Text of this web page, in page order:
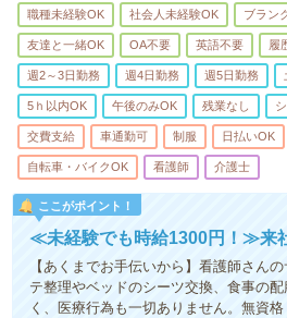
職種未経験OK 社会人未経験OK ブラン
友達と一緒OK OA不要 英語不要 履
週2～3日勤務 週4日勤務 週5日勤務
5ｈ以内OK 午後のみOK 残業なし
交費支給 車通勤可 制服 日払いOK
自転車・バイクOK 看護師 介護士
ここがポイント！
≪未経験でも時給1300円！≫来
【あくまでお手伝いから】看護師さん
テ整理やベッドのシーツ交換、食事の
く、医療行為も一切ありません。無資